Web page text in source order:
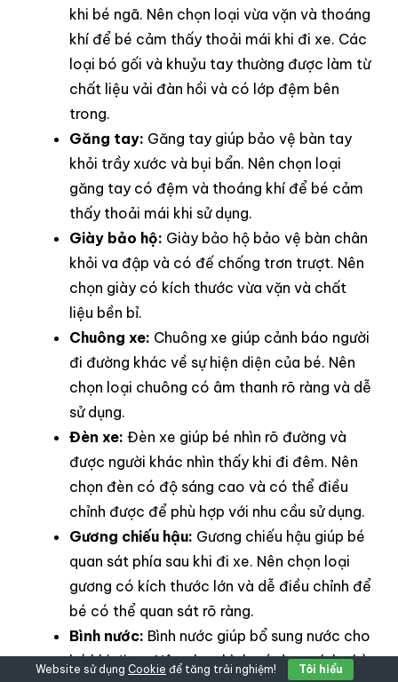
khi bé ngã. Nên chọn loại vừa vặn và thoáng
khí để bé cảm thấy thoải mái khi đi xe. Các
loại bó gối và khuỷu tay thường được làm từ
chất liệu vải đàn hồi và có lớp đệm bên
trong.
Găng tay: Găng tay giúp bảo vệ bàn tay
khỏi trầy xước và bụi bẩn. Nên chọn loại
găng tay có đệm và thoáng khí để bé cảm
thấy thoải mái khi sử dụng.
Giày bảo hộ: Giày bảo hộ bảo vệ bàn chân
khỏi va đập và có đế chống trơn trượt. Nên
chọn giày có kích thước vừa vặn và chất
liệu bền bỉ.
Chuông xe: Chuông xe giúp cảnh báo người
đi đường khác về sự hiện diện của bé. Nên
chọn loại chuông có âm thanh rõ ràng và dễ
sử dụng.
Đèn xe: Đèn xe giúp bé nhìn rõ đường và
được người khác nhìn thấy khi đi đêm. Nên
chọn đèn có độ sáng cao và có thể điều
chỉnh được để phù hợp với nhu cầu sử dụng.
Gương chiếu hậu: Gương chiếu hậu giúp bé
quan sát phía sau khi đi xe. Nên chọn loại
gương có kích thước lớn và dễ điều chỉnh để
bé có thể quan sát rõ ràng.
Bình nước: Bình nước giúp bổ sung nước cho
bé khi đi xe. Nên chọn bình có dung tích phù
Website sử dụng Cookie để tăng trải nghiệm! Tôi hiểu